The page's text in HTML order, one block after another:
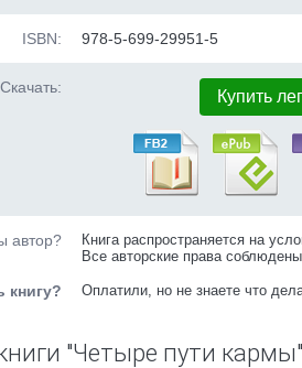
ISBN: 978-5-699-29951-5
Скачать: Купить
автор?
Книга распространяется на
Все авторские права
книгу? Оплатили, но не знаете что
"Четыре пути кармы"